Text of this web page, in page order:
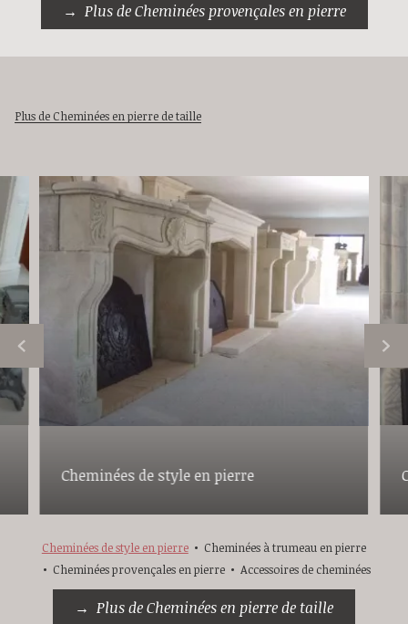
Plus de Cheminées provençales en pierre
Plus de Cheminées en pierre de taille
Cheminées de style en pierre
Cheminées de style en pierre
Cheminées à trumeau en pierre
Cheminées provençales en pierre
Accessoires de cheminées
Plus de Cheminées en pierre de taille